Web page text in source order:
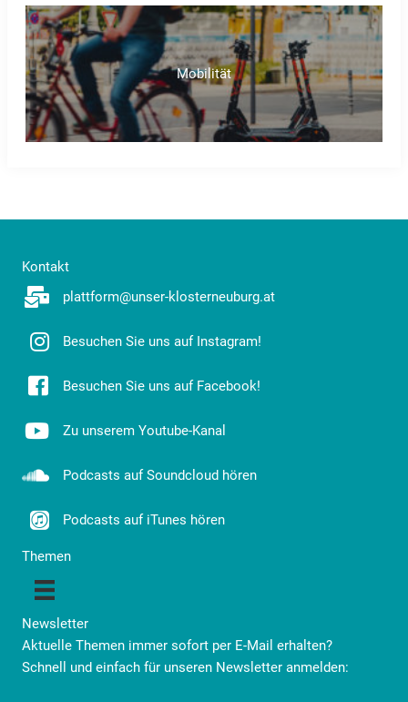
Mobilität
Kontakt
plattform@unser-klosterneuburg.at
Besuchen Sie uns auf Instagram!
Besuchen Sie uns auf Facebook!
Zu unserem Youtube-Kanal
Podcasts auf Soundcloud hören
Podcasts auf iTunes hören
Themen
Newsletter
Aktuelle Themen immer sofort per E-Mail erhalten?
Schnell und einfach für unseren Newsletter anmelden: